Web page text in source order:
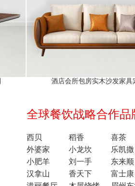
酒店会所包房实木沙发家具
全球餐饮战略合作品
西贝 稻香
喜茶
外婆家
小龙坎
乐凯撒
小肥羊
刘一手
东来顺
汉拿山
香天下
富士康